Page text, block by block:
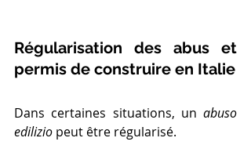
Régularisation des abus et
permis de construire en Italie
Dans certaines situations, un abuso
edilizio peut être régularisé.